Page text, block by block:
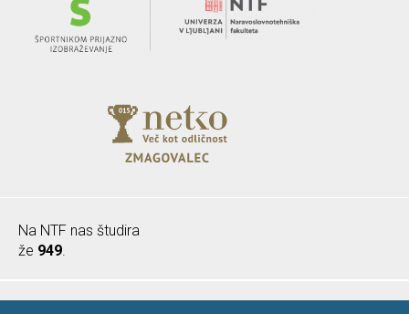
Na NTF nas študira
že 949